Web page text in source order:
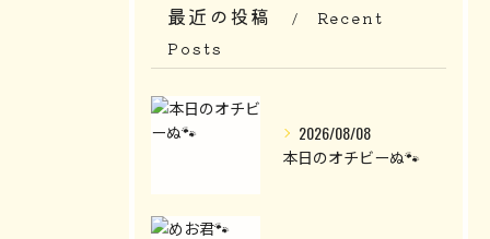
最近の投稿
Recent
Posts
2026/08/08
本日のオチビーぬ🐾